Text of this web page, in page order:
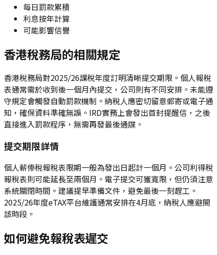
每日罰款累積
利息按年計算
可能影響信譽
香港稅務局的相關規定
香港稅務局對2025/26課稅年度訂明清晰提交期限。個人報稅
表通常需於收到後一個月內提交，公司則有不同安排。未能遵
守規定會觸發自動罰款機制。納稅人應密切留意郵寄或電子通
知，確保資料準確無誤。IRD實務上會發出首封提醒信，之後
直接進入罰款程序，無需再發最後通牒。
提交期限詳情
個人薪俸稅報稅表限期一般為發出日起計一個月。公司利得稅
報稅表則可能延長至兩個月。電子提交可獲寬限，但仍須注意
系統關閉時間。建議提早準備文件，避免最後一刻趕工。
2025/26年度eTAX平台維護通常安排在4月底，納稅人應避開
該時段。
如何避免報稅表遲交